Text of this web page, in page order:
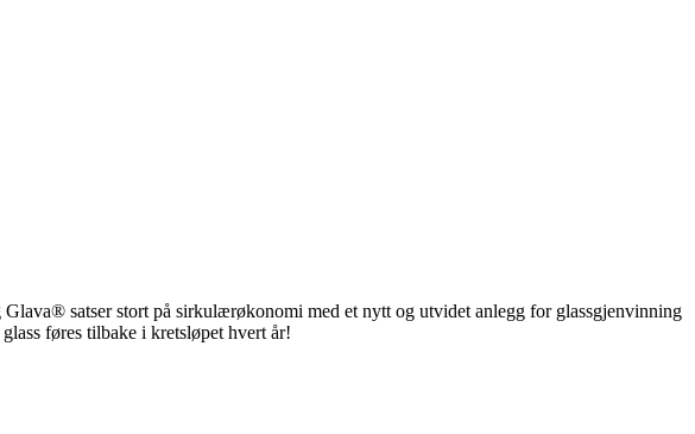
satser stort på sirkulærøkonomi med et nytt og utvidet anlegg for glassgjenvinning
føres tilbake i kretsløpet hvert år!